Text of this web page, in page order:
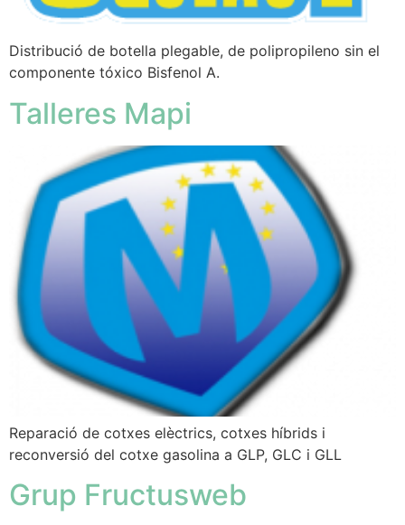
Distribució de botella plegable, de polipropileno sin el
componente tóxico Bisfenol A.
Talleres Mapi
Reparació de cotxes elèctrics, cotxes híbrids i
reconversió del cotxe gasolina a GLP, GLC i GLL
Grup Fructusweb